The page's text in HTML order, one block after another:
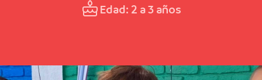
Edad: 2 a 3 años